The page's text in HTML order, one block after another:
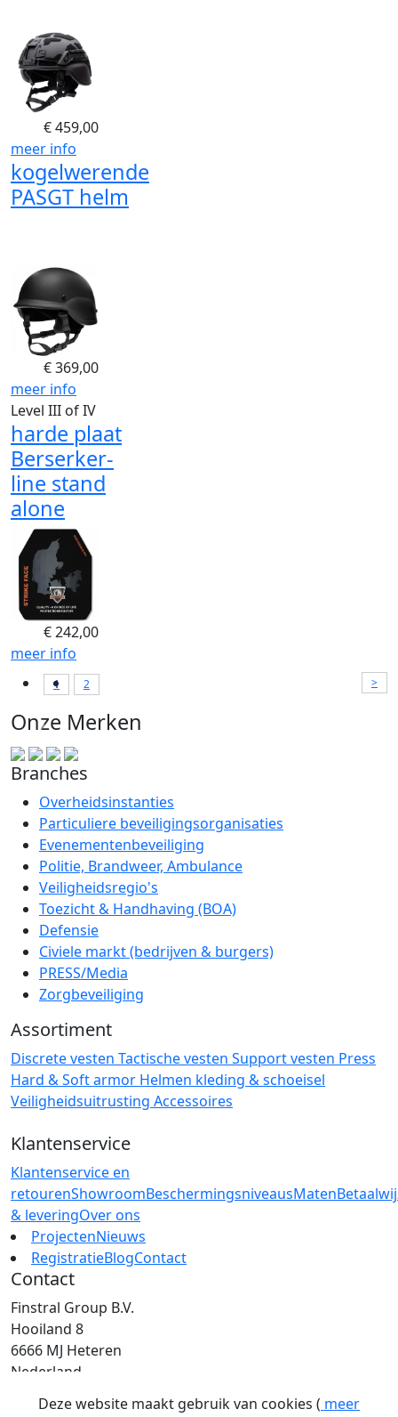
€459,00
meer info
kogelwerende
PASGT helm
€369,00
meer info
Level III of IV
harde plaat
Berserker-
line stand
alone
€242,00
meer info
1 2 >
Onze Merken
Branches
Overheidsinstanties
Particuliere beveiligingsorganisaties
Evenementenbeveiliging
Politie, Brandweer, Ambulance
Veiligheidsregio's
Toezicht & Handhaving (BOA)
Defensie
Civiele markt (bedrijven & burgers)
PRESS/Media
Zorgbeveiliging
Assortiment
Discrete vesten Tactische vesten Support vesten Press
Hard & Soft armor Helmen kleding & schoeisel
Veiligheidsuitrusting Accessoires
Klantenservice
Klantenservice en
retourenShowroomBeschermingsniveausMaten
& leveringOver ons
ProjectenNieuws
RegistratieBlogContact
Contact
Finstral Group B.V.
Hooiland 8
6666 MJ Heteren
Nederland
Deze website maakt gebruik van cookies ( meer